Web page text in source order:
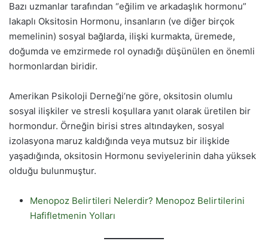
Bazı uzmanlar tarafından “eğilim ve arkadaşlık hormonu”
lakaplı Oksitosin Hormonu, insanların (ve diğer birçok
memelinin) sosyal bağlarda, ilişki kurmakta, üremede,
doğumda ve emzirmede rol oynadığı düşünülen en önemli
hormonlardan biridir.
Amerikan Psikoloji Derneği’ne göre, oksitosin olumlu
sosyal ilişkiler ve stresli koşullara yanıt olarak üretilen bir
hormondur. Örneğin birisi stres altındayken, sosyal
izolasyona maruz kaldığında veya mutsuz bir ilişkide
yaşadığında, oksitosin Hormonu seviyelerinin daha yüksek
olduğu bulunmuştur.
Menopoz Belirtileri Nelerdir? Menopoz Belirtilerini
Hafifletmenin Yolları